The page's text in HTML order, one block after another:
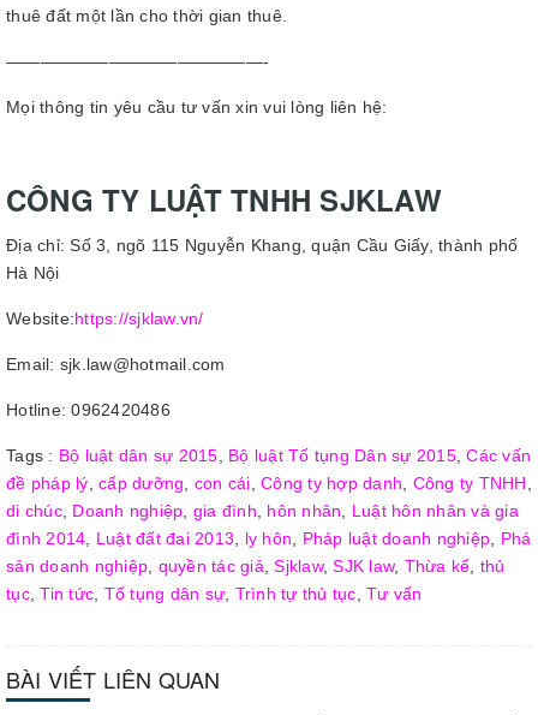
thuê đất một lần cho thời gian thuê.
———————————————-
Mọi thông tin yêu cầu tư vấn xin vui lòng liên hệ:
CÔNG TY LUẬT TNHH SJKLAW
Địa chỉ: Số 3, ngõ 115 Nguyễn Khang, quận Cầu Giấy, thành phố
Hà Nội
Website:https://sjklaw.vn/
Email: sjk.law@hotmail.com
Hotline: 0962420486
Tags : Bộ luật dân sự 2015 Bộ luật Tố tụng Dân sự 2015,Các vấn
đề pháp lý cấp dưỡng con cái Công ty hợp danh Công ty TNHH
di chúc, Doanh nghiệp gia đình hôn nhân
Luật hôn nhân và gia
đình 2014
Luật đất đai 2013 ly hôn Pháp luật doanh nghiệp
Phá
sản doanh nghiệp quyền tác giả ,Sjklaw,SJK law, Thừa kế thủ
tục,Tin tức Tố tụng dân sự Trình tự thủ tục Tư vấn
BÀI VIẾT LIÊN QUAN